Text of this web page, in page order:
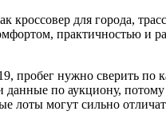
кроссовер для города,
практичностью и
пробег нужно сверить
данные по аукциону,
лоты могут сильно